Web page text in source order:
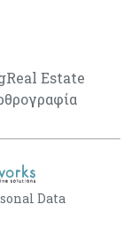
Real Estate
Data